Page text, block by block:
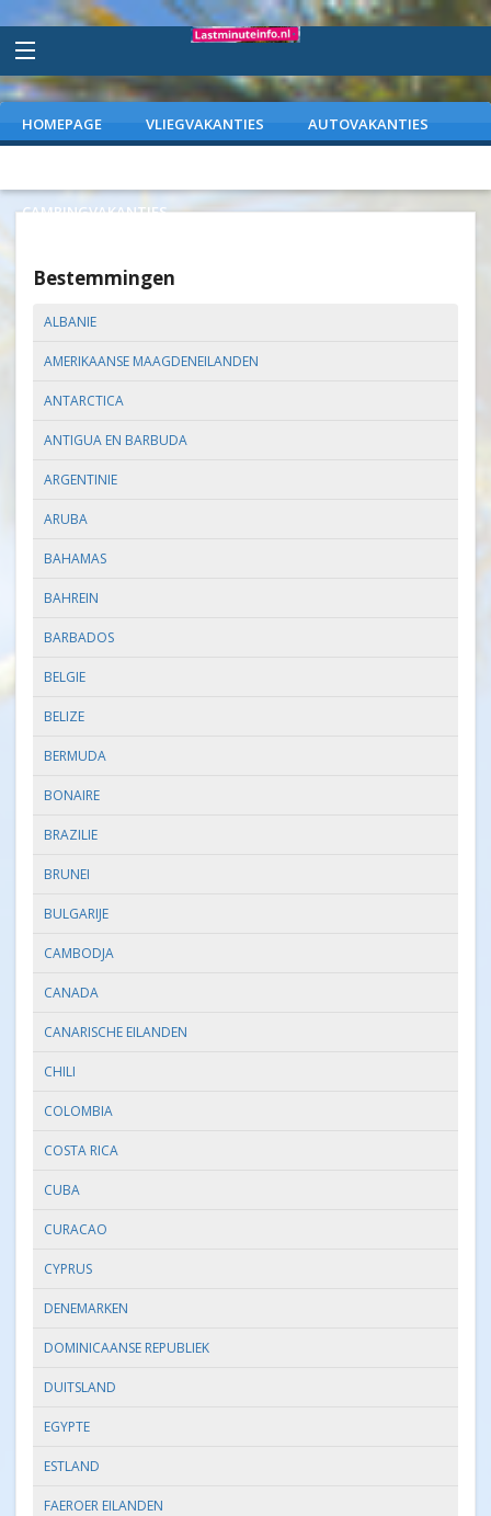
HOMEPAGE VLIEGVAKANTIES AUTOVAKANTIES
CAMPINGVAKANTIES
Bestemmingen
ALBANIE
AMERIKAANSE MAAGDENEILANDEN
ANTARCTICA
ANTIGUA EN BARBUDA
ARGENTINIE
ARUBA
BAHAMAS
BAHREIN
BARBADOS
BELGIE
BELIZE
BERMUDA
BONAIRE
BRAZILIE
BRUNEI
BULGARIJE
CAMBODJA
CANADA
CANARISCHE EILANDEN
CHILI
COLOMBIA
COSTA RICA
CUBA
CURACAO
CYPRUS
DENEMARKEN
DOMINICAANSE REPUBLIEK
DUITSLAND
EGYPTE
ESTLAND
FAEROER EILANDEN